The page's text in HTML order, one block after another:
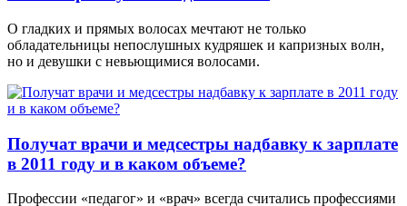
О гладких и прямых волосах мечтают не только
обладательницы непослушных кудряшек и капризных волн,
но и девушки с невьющимися волосами.
Получат врачи и медсестры надбавку к зарплате
в 2011 году и в каком объеме?
Профессии «педагог» и «врач» всегда считались профессиями